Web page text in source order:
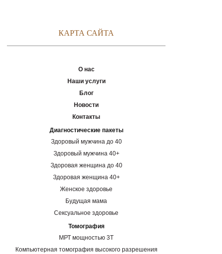
КАРТА САЙТА
О нас
Наши услуги
Блог
Новости
Контакты
Диагностические пакеты
Здоровый мужчина до 40
Здоровый мужчина 40+
Здоровая женщина до 40
Здоровая женщина 40+
Женское здоровье
Будущая мама
Сексуальное здоровье
Томография
МРТ мощностью 3Т
Компьютерная томография высокого разрешения